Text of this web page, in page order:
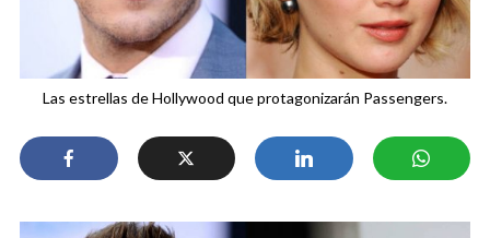
Las estrellas de Hollywood que protagonizarán Passengers.